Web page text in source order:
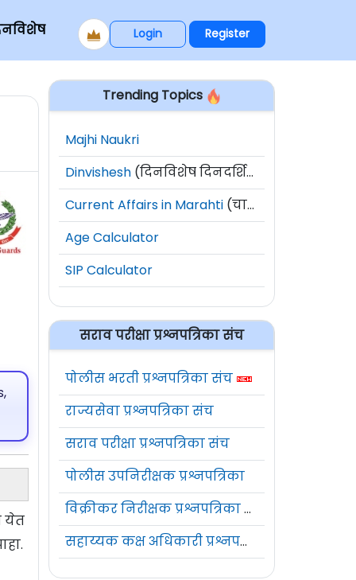
Login Register
येत
Trending Topics
Majhi Naukri
Dinvishesh (दिनविशेष दिनदर्शिका)
Current Affairs in Marahti (चालू घडामोडी)
Age Calculator
SIP Calculator
सराव परीक्षा प्रश्नपत्रिका संच
पोलीस भरती प्रश्नपत्रिका संच
राज्यसेवा प्रश्नपत्रिका संच
सराव परीक्षा प्रश्नपत्रिका संच
पोलीस उपनिरीक्षक प्रश्नपत्रिका
विक्रीकर निरीक्षक प्रश्नपत्रिका संच
सहाय्यक कक्ष अधिकारी प्रश्नपत्रिका संच